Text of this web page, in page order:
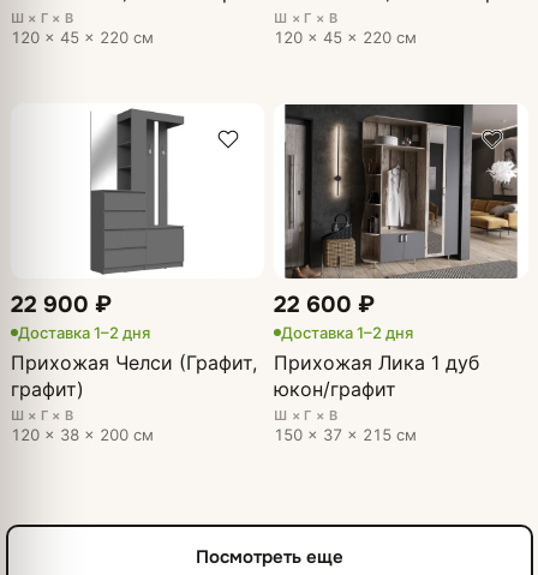
Ш × Г × В
120 × 45 × 220 см
Ш × Г × В
120 × 45 × 220 см
22 900 ₽
Доставка 1–2 дня
Прихожая Челси (Графит,
графит)
Ш × Г × В
120 × 38 × 200 см
22 600 ₽
Доставка 1–2 дня
Прихожая Лика 1 дуб
юкон/графит
Ш × Г × В
150 × 37 × 215 см
Посмотреть еще